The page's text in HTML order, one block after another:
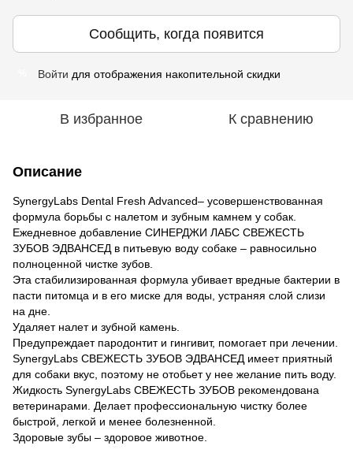
Сообщить, когда появится
Войти для отображения накопительной скидки
В избранное К сравнению
Описание
SynergyLabs Dental Fresh Advanced– усовершенствованная
формула борьбы с налетом и зубным камнем у собак.
Ежедневное добавление СИНЕРДЖИ ЛАБС СВЕЖЕСТЬ
ЗУБОВ ЭДВАНСЕД в питьевую воду собаке – равносильно
полноценной чистке зубов.
Эта стабилизированная формула убивает вредные бактерии в
пасти питомца и в его миске для воды, устраняя слой слизи
на дне.
Удаляет налет и зубной камень.
Предупреждает пародонтит и гингивит, помогает при лечении.
SynergyLabs СВЕЖЕСТЬ ЗУБОВ ЭДВАНСЕД имеет приятный
для собаки вкус, поэтому не отобьет у нее желание пить воду.
Жидкость SynergyLabs СВЕЖЕСТЬ ЗУБОВ рекомендована
ветеринарами. Делает профессиональную чистку более
быстрой, легкой и менее болезненной.
Здоровые зубы – здоровое животное.